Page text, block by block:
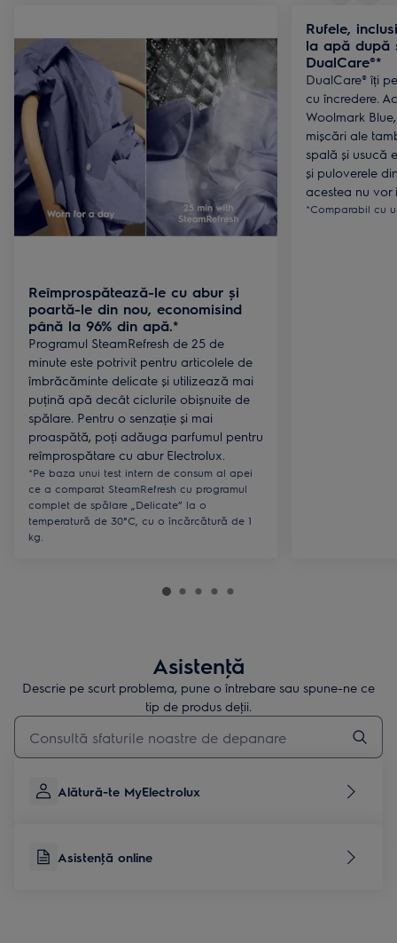
Reîmprospătează-le cu abur și
poartă-le din nou, economisind
până la 96% din apă.*
Programul SteamRefresh de 25 de
minute este potrivit pentru articolele de
îmbrăcăminte delicate și utilizează mai
puțină apă decât ciclurile obișnuite de
spălare. Pentru o senzație și mai
proaspătă, poți adăuga parfumul pentru
reîmprospătare cu abur Electrolux.
*Pe baza unui test intern de consum al apei
ce a comparat SteamRefresh cu programul
complet de spălare „Delicate” la o
temperatură de 30°C, cu o încărcătură de 1
kg.
Rufele,
la apă după
DualCare®*
DualCare® îți
cu încredere.
Woolmark
mișcări ale
spală și usucă
și puloverele
acestea nu vor
*Comparabil cu
Asistenţă
Descrie pe scurt problema, pune o întrebare sau spune-ne ce
tip de produs deţii.
Type to search for support articles
Alătură-te MyElectrolux
Asistenţă online